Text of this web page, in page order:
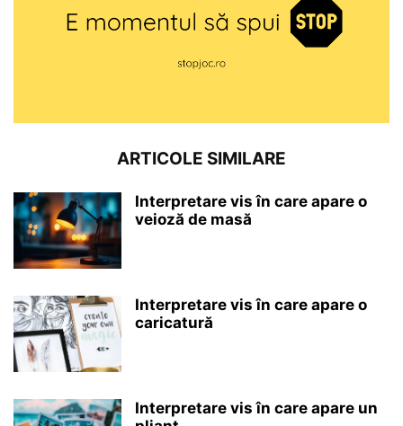
ARTICOLE SIMILARE
Interpretare vis în care apare o
veioză de masă
Interpretare vis în care apare o
caricatură
Interpretare vis în care apare un